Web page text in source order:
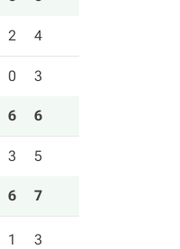
2 4
0 3
6 6
3 5
6 7
1 3